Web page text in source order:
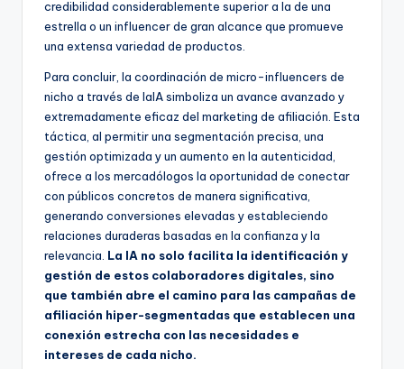
credibilidad considerablemente superior a la de una
estrella o un influencer de gran alcance que promueve
una extensa variedad de productos.
Para concluir, la coordinación de micro-influencers de
nicho a través de laIA simboliza un avance avanzado y
extremadamente eficaz del marketing de afiliación. Esta
táctica, al permitir una segmentación precisa, una
gestión optimizada y un aumento en la autenticidad,
ofrece a los mercadólogos la oportunidad de conectar
con públicos concretos de manera significativa,
generando conversiones elevadas y estableciendo
relaciones duraderas basadas en la confianza y la
relevancia. La IA no solo facilita la identificación y
gestión de estos colaboradores digitales, sino
que también abre el camino para las campañas de
afiliación hiper-segmentadas que establecen una
conexión estrecha con las necesidades e
intereses de cada nicho.